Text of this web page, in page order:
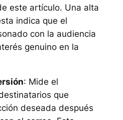
este artículo. Una alta
indica que el
con la audiencia
genuino en la
: Mide el
que
deseada después